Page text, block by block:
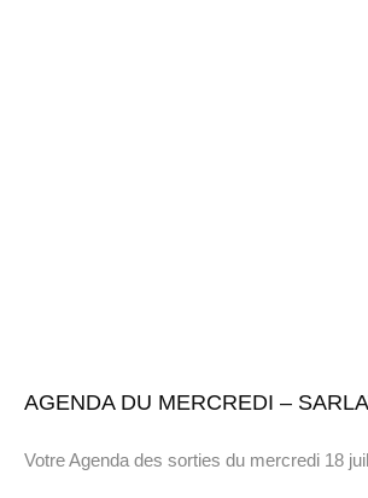
AGENDA DU MERCREDI –
Votre Agenda des sorties du mercredi 18